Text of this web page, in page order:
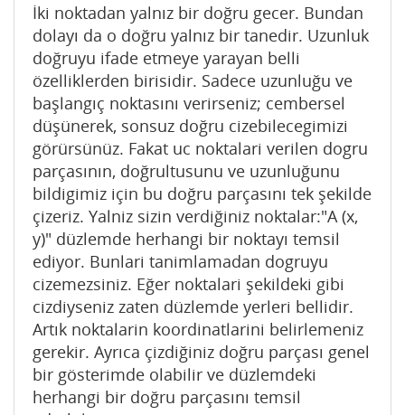
İki noktadan yalnız bir doğru gecer. Bundan
dolayı da o doğru yalnız bir tanedir. Uzunluk
doğruyu ifade etmeye yarayan belli
özelliklerden birisidir. Sadece uzunluğu ve
başlangıç noktasını verirseniz; cembersel
düşünerek, sonsuz doğru cizebilecegimizi
görürsünüz. Fakat uc noktalari verilen dogru
parçasının, doğrultusunu ve uzunluğunu
bildigimiz için bu doğru parçasını tek şekilde
çizeriz. Yalniz sizin verdiğiniz noktalar:"A (x,
y)" düzlemde herhangi bir noktayı temsil
ediyor. Bunlari tanimlamadan dogruyu
cizemezsiniz. Eğer noktalari şekildeki gibi
cizdiyseniz zaten düzlemde yerleri bellidir.
Artık noktalarin koordinatlarini belirlemeniz
gerekir. Ayrıca çizdiğiniz doğru parçası genel
bir gösterimde olabilir ve düzlemdeki
herhangi bir doğru parçasını temsil